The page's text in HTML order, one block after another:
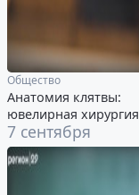
Общество
Анатомия клятвы:
ювелирная хирургия
7 сентября